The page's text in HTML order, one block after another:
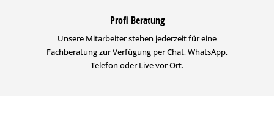
Profi Beratung
Unsere Mitarbeiter stehen jederzeit für eine
Fachberatung zur Verfügung per Chat, WhatsApp,
Telefon oder Live vor Ort.